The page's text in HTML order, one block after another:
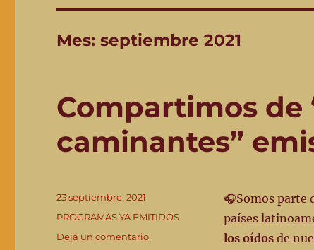
Mes:septiembre 2021
Compartimos de
caminantes”
🎧Somos parte
países
los oídos de
Publicado
el
23 septiembre, 2021
Categorías
PROGRAMAS YA EMITIDOS
Dejá un comentarioen